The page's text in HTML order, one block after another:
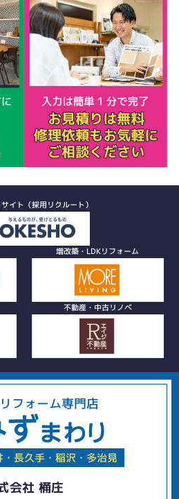
イト（採用リクルート）
増改築・LDKリフォーム
不動産・中古リノベ
フォーム専門店
長久手・稲沢・多治見
会社 桶庄